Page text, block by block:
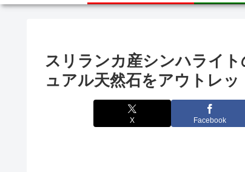
スリランカ産シンハライ
ュアル天然石をアウトレッ
X Facebook